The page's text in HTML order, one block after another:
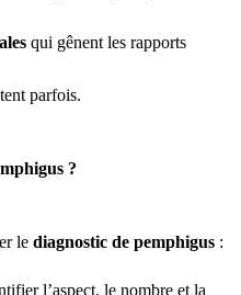
qui gênent les rapports
parfois.
?
le diagnostic de pemphigus :
l’aspect, le nombre et la